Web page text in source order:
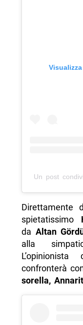
Un post
Direttamente
spietatissimo
da Altan
alla
confronterà
sorella,